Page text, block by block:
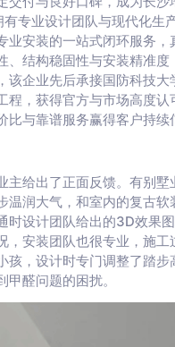
专业设计团队与现代化生
安装的一站式闭环服务
结构稳固性与安装精准
企业先后承接国防科技
，获得官方与市场高度
与靠谱服务赢得客户持续
给出了正面反馈。有别
润大气，和室内的复古
设计团队给出的3D效果
安装团队也很专业，施
，设计时专门调整了踏
醛问题的困扰。